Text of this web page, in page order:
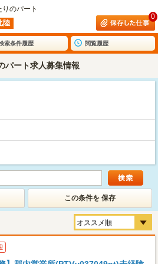
のパート
陸
0
索条件履歴 閲覧履歴
パート求人募集情報
この条件を 保存